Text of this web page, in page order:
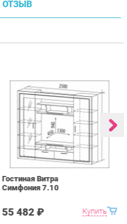
Купить
Гостиная Витра
Симфония 7.10
55 482 ₽
Весь мир
Екатеринбург